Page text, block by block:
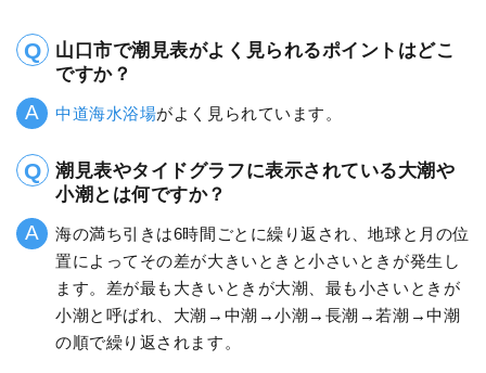
山口市で潮見表がよく見られるポイントはどこ
ですか？
中道海水浴場がよく見られています。
潮見表やタイドグラフに表示されている大潮や
小潮とは何ですか？
海の満ち引きは6時間ごとに繰り返され、地球と月の位
置によってその差が大きいときと小さいときが発生し
ます。差が最も大きいときが大潮、最も小さいときが
小潮と呼ばれ、大潮→中潮→小潮→長潮→若潮→中潮
の順で繰り返されます。